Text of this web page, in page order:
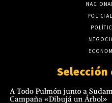
A Todo Pulmón junto a
Campaña «Dibujá un Árbol»